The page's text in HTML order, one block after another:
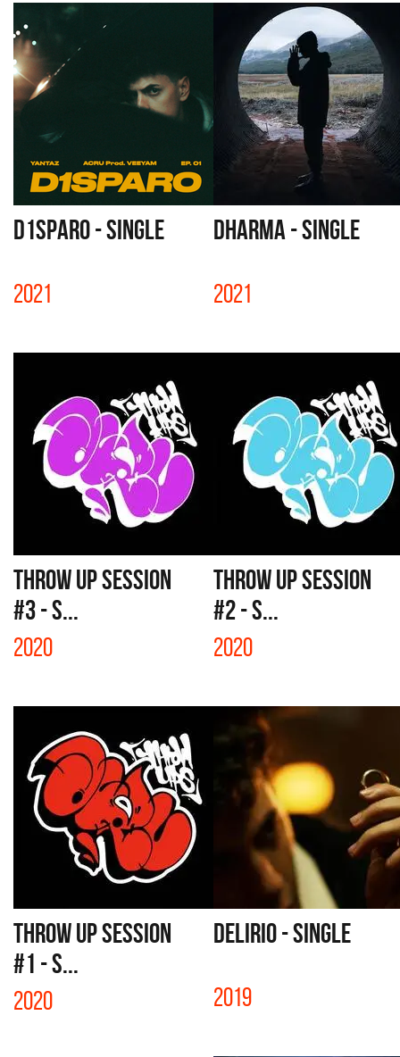
D1SPARO - SINGLE
2021
DHARMA - SINGLE
2021
THROW UP SESSION
#3 - S...
2020
THROW UP SESSION
#2 - S...
2020
THROW UP SESSION
#1 - S...
2020
DELIRIO - SINGLE
2019